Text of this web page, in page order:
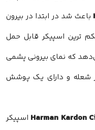
Harman Kardon